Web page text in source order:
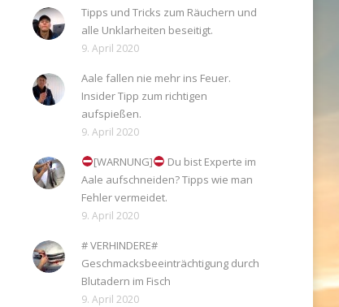
Tipps und Tricks zum Räuchern und
alle Unklarheiten beseitigt.
9. April 2020
Aale fallen nie mehr ins Feuer.
Insider Tipp zum richtigen
aufspießen.
9. April 2020
[WARNUNG]
Du bist Experte im
Aale aufschneiden? Tipps wie man
Fehler vermeidet.
9. April 2020
# VERHINDERE#
Geschmacksbeeinträchtigung durch
Blutadern im Fisch
9. April 2020